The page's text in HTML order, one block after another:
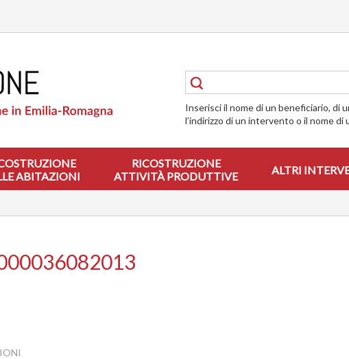
Inserisci il nome di un beneficiario, di
l’indirizzo di un intervento o il nome di
ABITAZIONI
RICOSTRUZIONE
ATTIVITÀ PRODUTTIVE
ALTRI